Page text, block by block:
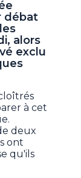
débat
alors
exclu
à cet
deux
ont
qu'ils